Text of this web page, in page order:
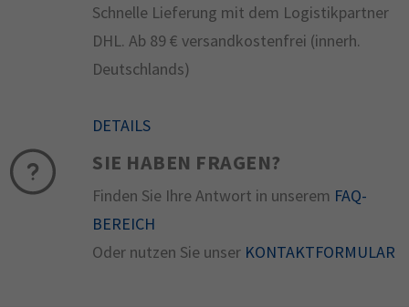
Schnelle Lieferung mit dem Logistikpartner
DHL. Ab 89 € versandkostenfrei (innerh.
Deutschlands)
DETAILS
SIE HABEN FRAGEN?
Finden Sie Ihre Antwort in unserem FAQ-
BEREICH
Oder nutzen Sie unser KONTAKTFORMULAR